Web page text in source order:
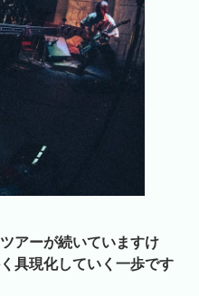
アーが続いていますけ
具現化していく一歩です